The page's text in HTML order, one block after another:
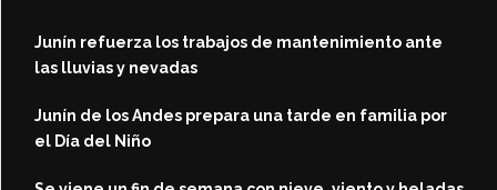
Junín refuerza los trabajos de mantenimiento ante
las lluvias y nevadas
Junín de los Andes prepara una tarde en familia por
el Día del Niño